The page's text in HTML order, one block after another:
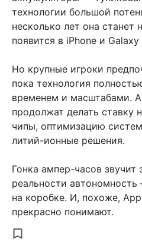
технологии большой
несколько лет она
появится в iPhone и
Но крупные игроки
пока технология
временем и масштабами.
продолжат делать ставку
чипы, оптимизацию
литий-ионные решения.
Гонка ампер-часов звучит
реальности
на коробке. И, похоже,
прекрасно понимают.